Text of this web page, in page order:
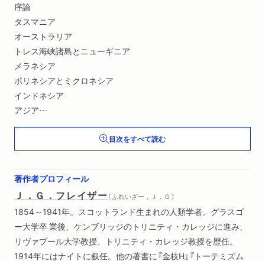
序論
タスマニア
オーストラリア
トレス海峡諸島とニューギニア
メラネシア
ポリネシアとミクロネシア
インドネシア
アジア
マダガスカル
南アメリカ
キタアメリカ
ヨーロッパ
古代ギリシア
古代インド
要約と結論
目次をすべて読む
著作者プロフィール
Ｊ．Ｇ．フレイザー（ ふれいざー，Ｊ．Ｇ ）
1854～1941年。スコットランド生まれの人類学者。グラスゴ
ー大学卒 業後、ケンブリッジのトリニティ・カレッジに進み、
リヴァプール大学教授、トリニティ・カレッジ教授を歴任。
1914年にはナイトに叙任。他の著書に『金枝H』『トーテミズム